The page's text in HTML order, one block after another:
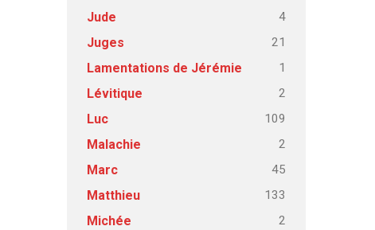
Jude 4
Juges 21
Lamentations de Jérémie 1
Lévitique 2
Luc 109
Malachie 2
Marc 45
Matthieu 133
Michée 2